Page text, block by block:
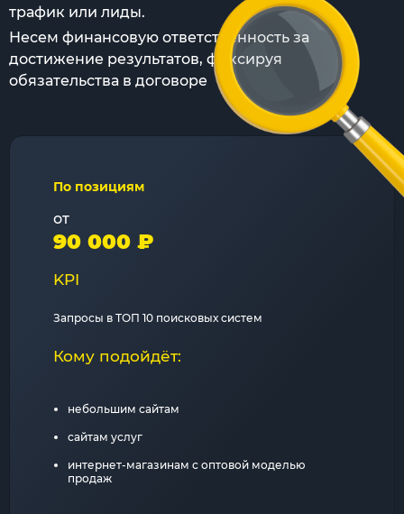
трафик или лиды.
Несем финансовую ответственность за
достижение результатов, фиксируя
обязательства в договоре
По позициям
от
90 000 ₽
KPI
Запросы в ТОП 10 поисковых систем
Кому подойдёт:
небольшим сайтам
сайтам услуг
интернет-магазинам с оптовой моделью
продаж